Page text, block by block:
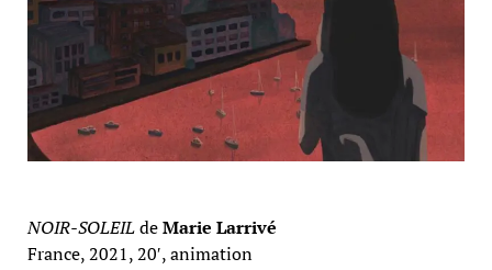
NOIR-SOLEILdeMarie Larrivé
France, 2021, 20′, animation